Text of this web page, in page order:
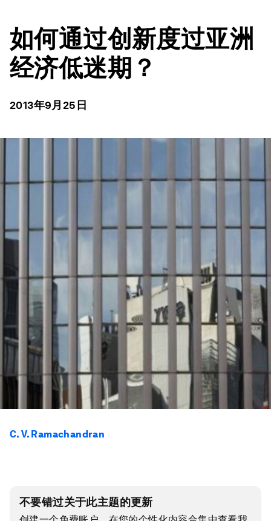
如何通过创新度过亚洲
经济低迷期？
2013年9月25日
C. V. Ramachandran
不要错过关于此主题的更新